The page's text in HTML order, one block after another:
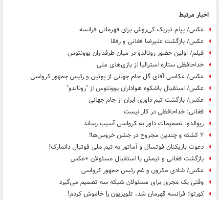
اخبار مرتبط
عکس/ پیام تبریک کی‌روش برای قهرمانی فرانسه
عکس/ بازگشت علیرضا فغانی و رفقا
فیلم/ اولین حضور رونالدو در میان طرفداران یوونتوس
خداحافظی ستاره استرالیا از بازی‌های ملی
عکس/ عکاسی آقای گل جام جهانی از پوتین و رئیس جمهور کرواسی
عکس/ استقبال باشکوه هواداران یوونتوس از "رونالدو"
عکس/ بازگشت تیم داوری ایران از جام جهانی
فغانی: خداحافظی در کار نیست
ریوالدو: تصمیمات داور به کرواسی آسیب رساند
۲ کشته و چندین مجروح در جشن خروس‌ها!
دعوت بازیکنان فوتسال و آماتور به تیم ملی فوتبال دانمارک!
بازگشت فغانی و تیمش با استقبال مسئولان +عکس
عکس/ شادی مکرون و غم رئیس جمهور کرواسی
وقتی یک مجری برای مسئولان شبکه سه تصمیم می‌گیرد
کورتوا: فرانسه قهرمان شد، تلویزیون را خاموش کردم!